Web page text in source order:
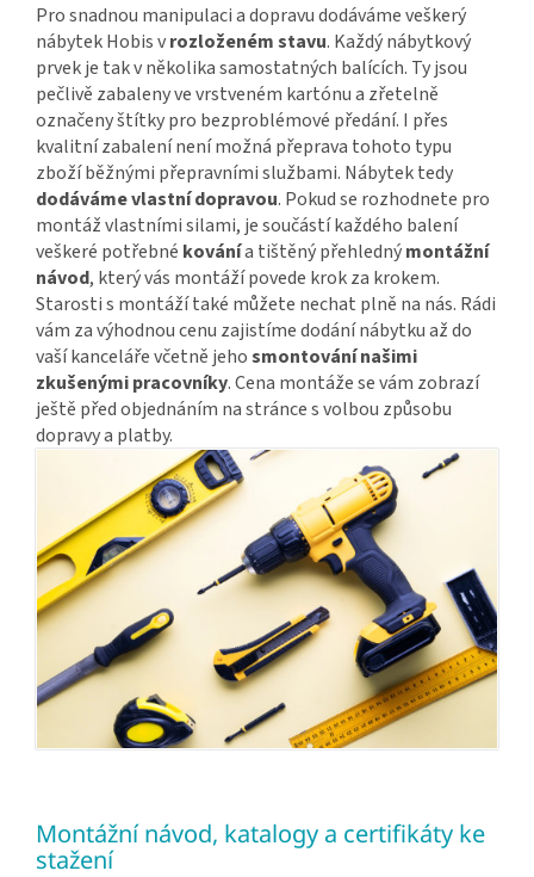
Pro snadnou manipulaci a dopravu dodáváme veškerý
nábytek Hobis vrozloženém stavu. Každý nábytkový
prvek je tak v několika samostatných balících. Ty jsou
pečlivě zabaleny ve vrstveném kartónu a zřetelně
označeny štítky pro bezproblémové předání. I přes
kvalitní zabalení není možná přeprava tohoto typu
zboží běžnými přepravními službami. Nábytek tedy
dodáváme vlastní dopravou. Pokud se rozhodnete pro
montáž vlastními silami, je součástí každého balení
veškeré potřebné kovánía tištěný přehlednýmontážní
návod, který vás montáží povede krok za krokem.
Starosti s montáží také můžete nechat plně na nás. Rádi
vám za výhodnou cenu zajistíme dodání nábytku až do
vaší kanceláře včetně jehosmontování našimi
zkušenými pracovníky. Cena montáže se vám zobrazí
ještě před objednáním na stránce s volbou způsobu
dopravy a platby.
Montážní návod, katalogy a certifikáty ke
stažení